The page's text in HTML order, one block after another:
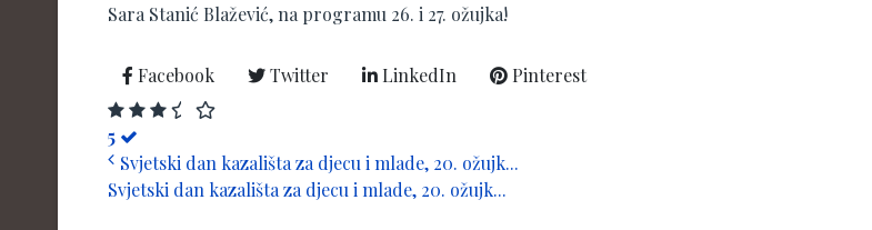
Sara Stanić Blažević, na programu 26. i 27. ožujka!
Facebook Twitter LinkedIn Pinterest
5
Svjetski dan kazališta za djecu i mlade, 20. ožujk...
Svjetski dan kazališta za djecu i mlade, 20. ožujk...